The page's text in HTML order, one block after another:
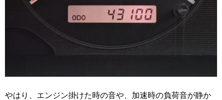
やはり、エンジン掛けた時の音や、加速時の負荷音が静か